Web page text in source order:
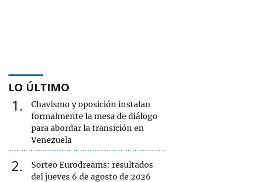
LO ÚLTIMO
1
Chavismo y oposición instalan
formalmente la mesa de diálogo
para abordar la transición en
Venezuela
2
Sorteo Eurodreams: resultados
del jueves 6 de agosto de 2026